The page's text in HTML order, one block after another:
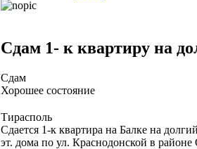
Сдам 1- к квартиру на
Сдам
Хорошее состояние
Тирасполь
Сдается 1-к квартира на Балке на
эт. дома по ул. Краснодонской в